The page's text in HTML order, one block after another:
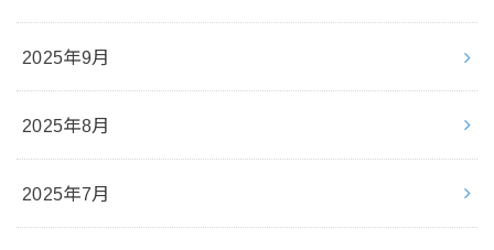
2025年9月
2025年8月
2025年7月